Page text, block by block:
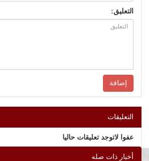
التعليق:
التعليقات
عفوا لاتوجد تعليقات حاليا
أخبار ذات صله